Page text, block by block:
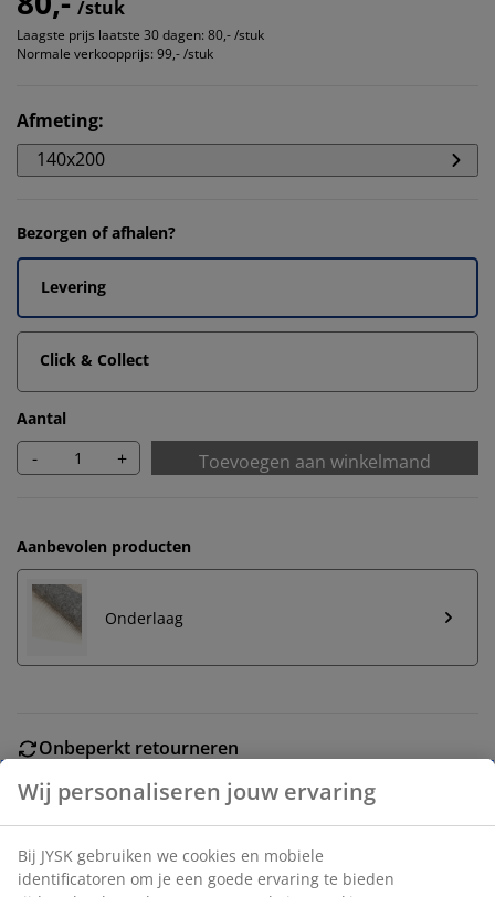
/stuk
Laagste prijs laatste 30 dagen: 80,- /stuk
Normale verkoopprijs: 99,- /stuk
Afmeting:
140x200
Bezorgen of afhalen?
Levering
Click & Collect
Aantal
- + Toevoegen aan winkelmand
Aanbevolen producten
Onderlaag
Onbeperkt retourneren
Prijsgarantie
30 dagen prijsgarantie op alle artikelen
Flexibele bezorgopties
Snelle en gemakkelijke bezorgopties naar keuze